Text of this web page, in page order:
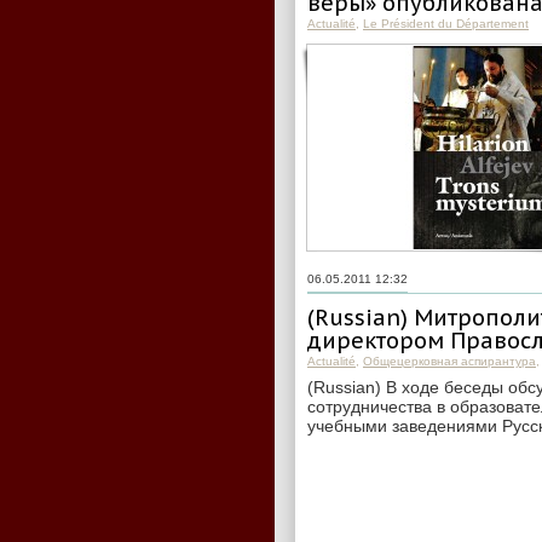
Actualité Le Président du Département
06.05.2011 12:32
(Russian)
директором
Actualité Общецерковная аспирантура
(Russian) В ходе беседы
сотрудничества в
учебными заведениями